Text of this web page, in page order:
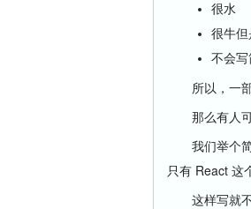
很水
很牛
不会写
所以，一部
那么有人可
我们举个简
只有 React 这
这样写就不